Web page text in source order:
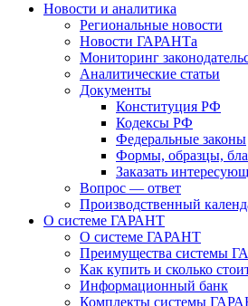
Новости и аналитика
Региональные новости
Новости ГАРАНТа
Мониторинг
Аналитические статьи
Документы
Конституция РФ
Кодексы РФ
Федеральные законы
Формы, образцы,
Заказать
Вопрос — ответ
Производственный
О системе ГАРАНТ
О системе ГАРАНТ
Преимущества системы
Как купить и сколько
Информационный банк
Комплекты системы